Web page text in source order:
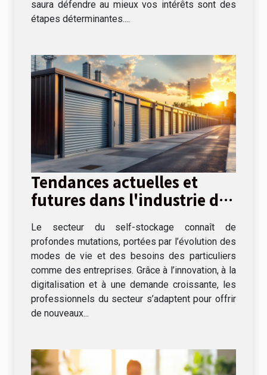
saura défendre au mieux vos intérêts sont des
étapes déterminantes....
Tendances actuelles et
futures dans l'industrie du
Le secteur du self-stockage connaît de
profondes mutations, portées par l’évolution des
modes de vie et des besoins des particuliers
comme des entreprises. Grâce à l’innovation, à la
digitalisation et à une demande croissante, les
professionnels du secteur s’adaptent pour offrir
de nouveaux...